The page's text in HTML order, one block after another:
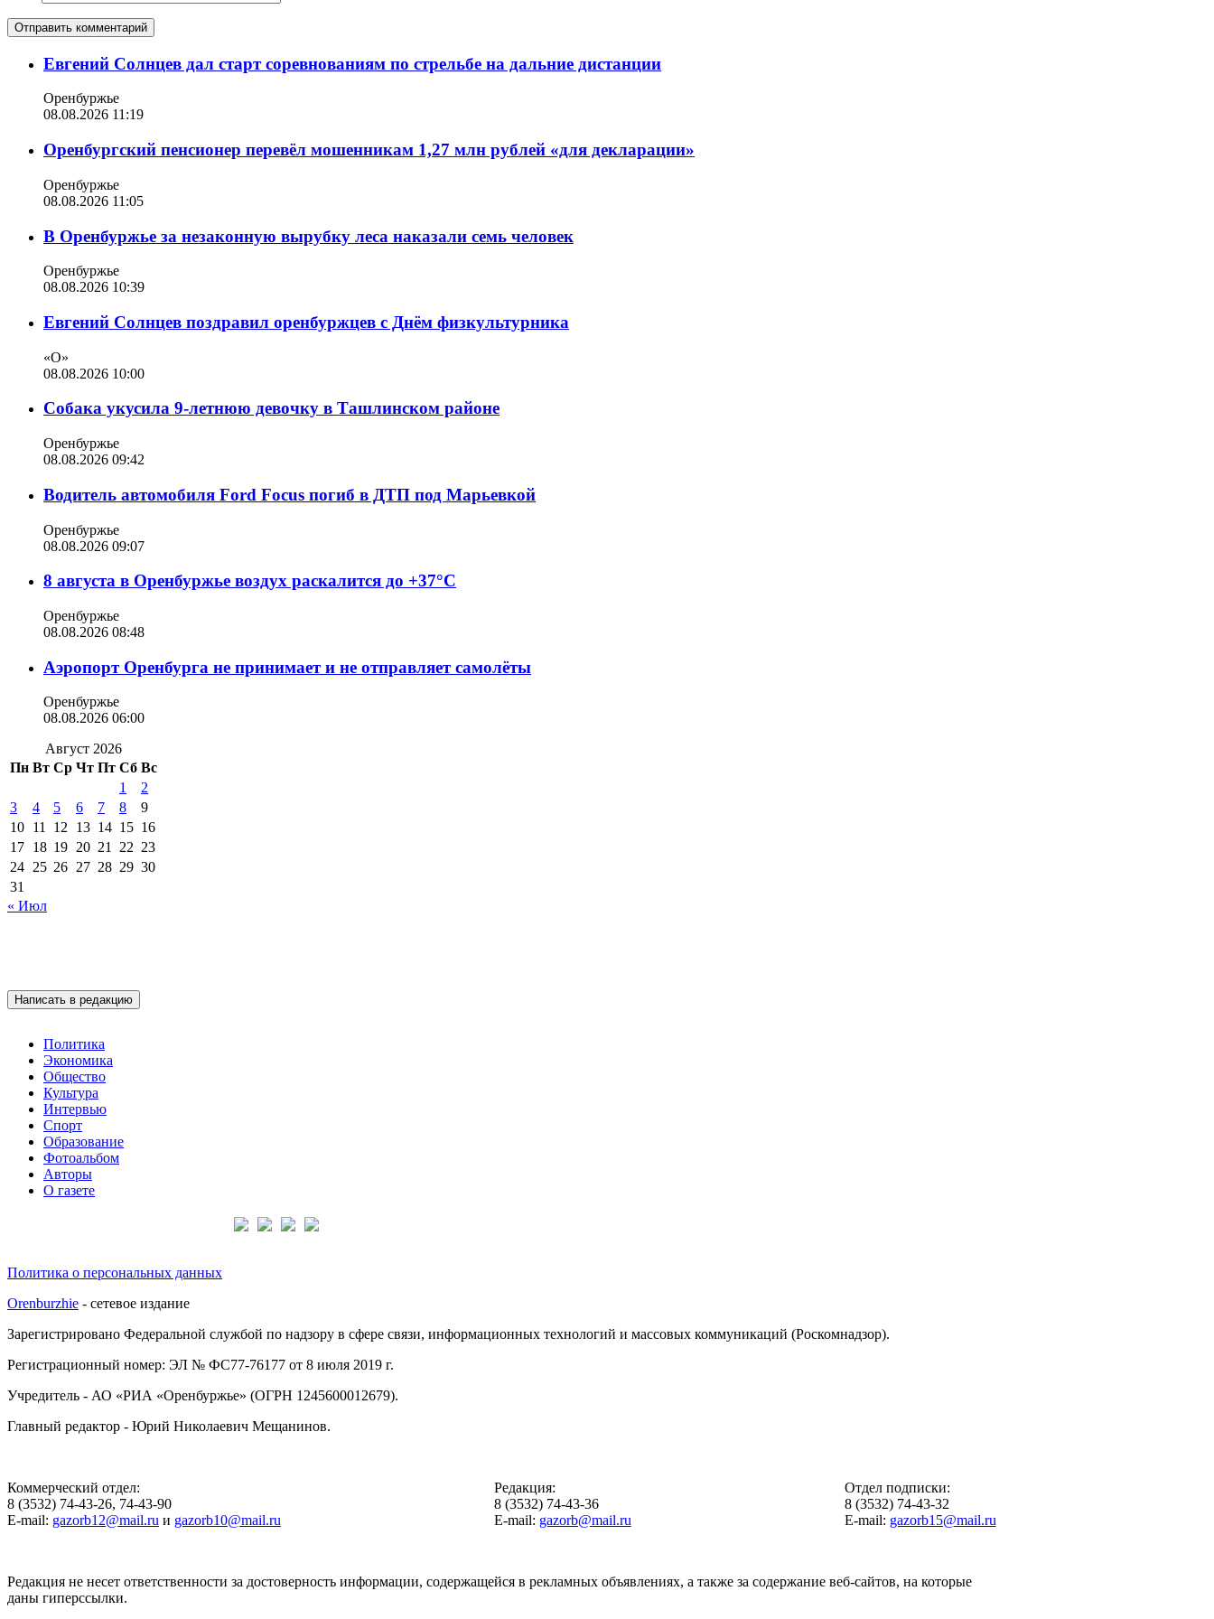
Евгений Солнцев дал старт соревнованиям по стрельбе на дальние дистанции
Оренбуржье
08.08.2026 11:19
Оренбургский пенсионер перевёл мошенникам 1,27 млн рублей «для декларации»
Оренбуржье
08.08.2026 11:05
В Оренбуржье за незаконную вырубку леса наказали семь человек
Оренбуржье
08.08.2026 10:39
Евгений Солнцев поздравил оренбуржцев с Днём физкультурника
«О»
08.08.2026 10:00
Собака укусила 9-летнюю девочку в Ташлинском районе
Оренбуржье
08.08.2026 09:42
Водитель автомобиля Ford Focus погиб в ДТП под Марьевкой
Оренбуржье
08.08.2026 09:07
8 августа в Оренбуржье воздух раскалится до +37°C
Оренбуржье
08.08.2026 08:48
Аэропорт Оренбурга не принимает и не отправляет самолёты
Оренбуржье
08.08.2026 06:00
Август 2026
Пн Вт Ср Чт Пт Сб Вс
1
2
3
4 5 6 7 8
9
10 11 12 13 14 15 16
17 18 19 20 21 22 23
24 25 26 27 28 29 30
31
« Июл
Написать в редакцию
Политика
Экономика
Общество
Культура
Интервью
Спорт
Образование
Фотоальбом
Авторы
О газете
Политика о персональных данных
Orenburzhie - сетевое издание
Зарегистрировано Федеральной службой по надзору в сфере связи, информационных технологий и массовых коммуникаций (Роскомнадзор).
Регистрационный номер: ЭЛ № ФС77-76177 от 8 июля 2019 г.
Учредитель - АО «РИА «Оренбуржье» (ОГРН 1245600012679).
Главный редактор - Юрий Николаевич Мещанинов.
Коммерческий отдел:
8 (3532) 74-43-26, 74-43-90
E-mail: gazorb12@mail.ru и gazorb10@mail.ru
Редакция:
8 (3532) 74-43-36
E-mail: gazorb@mail.ru
Отдел подписки:
8 (3532) 74-43-32
E-mail: gazorb15@mail.ru
Редакция не несет ответственности за достоверность информации, содержащейся в рекламных объявлениях, а также за содержание веб-сайтов, на которые
даны гиперссылки.